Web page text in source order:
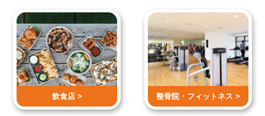
飲食店 > 整骨院・ フィットネス >